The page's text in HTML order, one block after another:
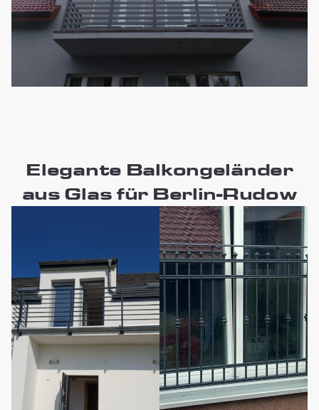
Elegante Balkongeländer
aus Glas für Berlin-Rudow